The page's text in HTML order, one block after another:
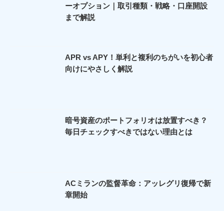
ーオプション｜取引種類・戦略・口座開設
まで解説
APR vs APY！単利と複利のちがいを初心者
向けにやさしく解説
暗号資産のポートフォリオは放置すべき？
毎日チェックすべきではない理由とは
ACミランの監督革命：アッレグリ復帰で新
章開始